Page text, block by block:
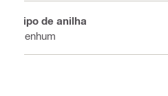
Tipo de anilha
Nenhum